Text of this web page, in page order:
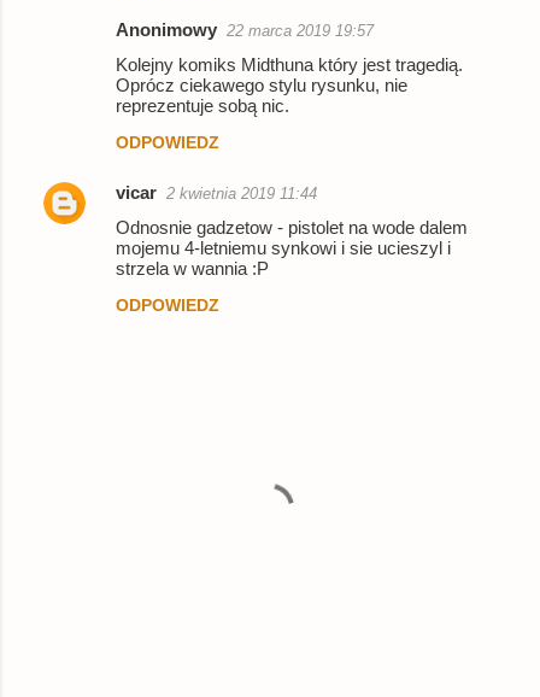
Anonimowy 22 marca 2019 19:57
Kolejny komiks Midthuna który jest tragedią.
Oprócz ciekawego stylu rysunku, nie
reprezentuje sobą nic.
ODPOWIEDZ
vicar 2 kwietnia 2019 11:44
Odnosnie gadzetow - pistolet na wode dalem
mojemu 4-letniemu synkowi i sie ucieszyl i
strzela w wannia :P
ODPOWIEDZ